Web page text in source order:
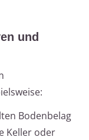
und
Bodenbelag
Keller oder